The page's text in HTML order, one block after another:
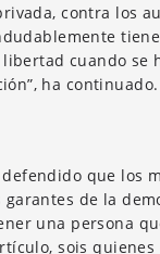
contra los
cuando se
ha continuado.
que los
de la
una persona
sois quienes